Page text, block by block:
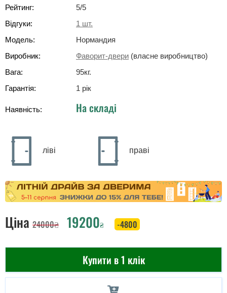
Рейтинг:
5/5
Відгуки:
1 шт.
Модель:
Нормандия
Виробник:
Фаворит-двери (власне виробництво)
Вага:
95кг.
Гарантія:
1 рік
Наявність: На складі
ліві праві
Ціна 24000₴ 19200₴ -4800
Купити в 1 клік